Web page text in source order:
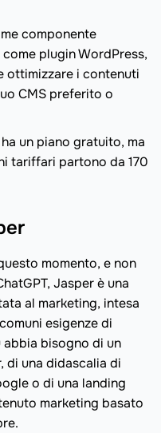
componente
plugin WordPress,
ottimizzare i contenuti
CMS preferito o
un piano gratuito, ma
tariffari partono da 170
momento, e non
Jasper è una
al marketing, intesa
esigenze di
bisogno di un
di una didascalia di
o di una landing
marketing basato